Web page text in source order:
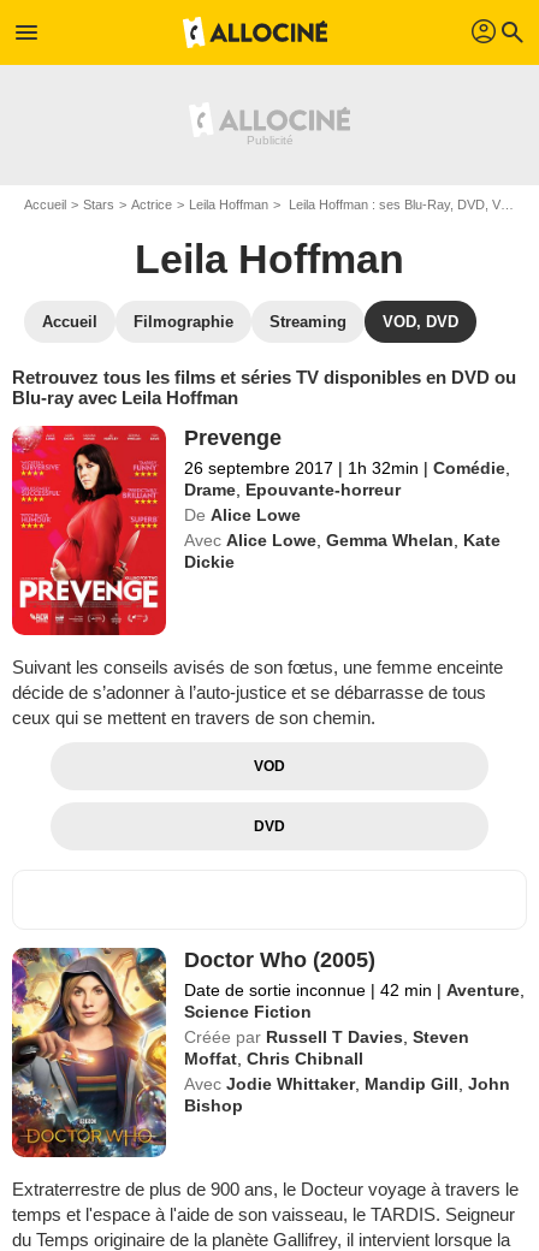
menu profil search
Accueil Stars Actrice Leila Hoffman Leila Hoffman : ses Blu-Ray, DVD, VOD, SVOD
Leila Hoffman
Accueil Filmographie Streaming VOD, DVD
Retrouvez tous les films et séries TV disponibles en DVD ou
Blu-ray avec Leila Hoffman
Prevenge
26 septembre 2017 | 1h 32min | Comédie
Drame Epouvante-horreur
De Alice Lowe
Avec Alice Lowe ,Gemma Whelan
Kate
Dickie
Suivant les conseils avisés de son fœtus, une femme enceinte
décide de s’adonner à l’auto-justice et se débarrasse de tous
ceux qui se mettent en travers de son chemin.
VOD
DVD
Doctor Who (2005)
Date de sortie inconnue | 42 min | Aventure
Science Fiction
Créée par Russell T Davies ,Steven
Moffat ,Chris Chibnall
Avec Jodie Whittaker, Mandip Gill ,John
Bishop
Extraterrestre de plus de 900 ans, le Docteur voyage à travers le
temps et l'espace à l'aide de son vaisseau, le TARDIS. Seigneur
du Temps originaire de la planète Gallifrey, il intervient lorsque la